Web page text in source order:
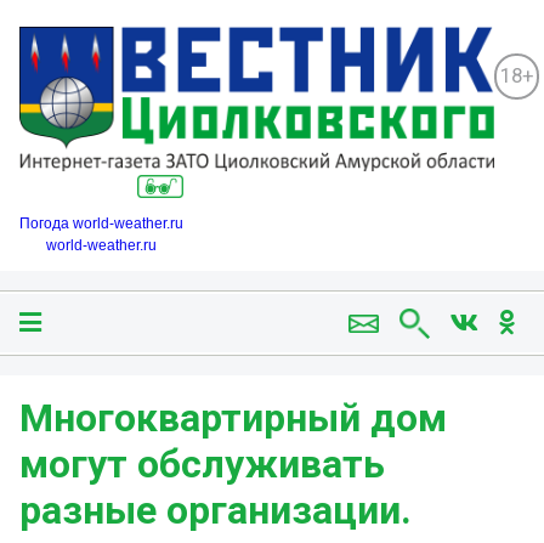
18+
Погода world-weather.ru
world-weather.ru
Многоквартирный дом
могут обслуживать
разные организации.